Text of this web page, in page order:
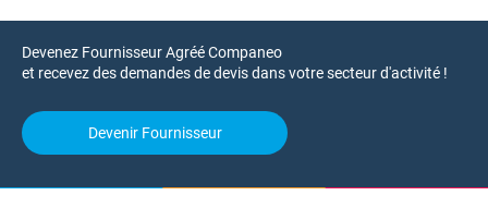
Devenez Fournisseur Agréé Companeo
et recevez des demandes de devis dans votre secteur d'activité !
Devenir Fournisseur